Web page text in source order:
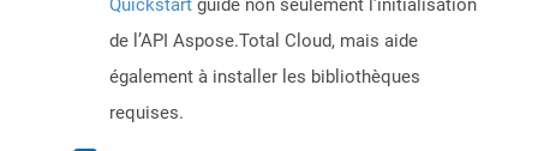
Quickstart guide non seulement l’initialisation
de l’API Aspose.Total Cloud, mais aide
également à installer les bibliothèques
requises.